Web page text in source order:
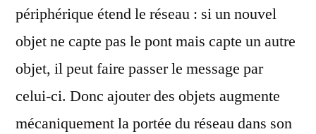
périphérique étend le réseau : si un nouvel
objet ne capte pas le pont mais capte un autre
objet, il peut faire passer le message par
celui-ci. Donc ajouter des objets augmente
mécaniquement la portée du réseau dans son